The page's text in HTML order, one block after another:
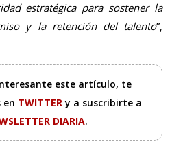
estratégica para sostener la
y la retención del talento”,
este artículo, te
en TWITTERy a suscribirte a
DIARIA.